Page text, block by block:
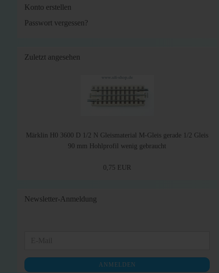
Konto erstellen
Passwort vergessen?
Zuletzt angesehen
Märklin H0 3600 D 1/2 N Gleismaterial M-Gleis gerade 1/2 Gleis
90 mm Hohlprofil wenig gebraucht
0,75 EUR
Newsletter-Anmeldung
NEWSLETTER-
ANMELDUNG
ANMELDEN